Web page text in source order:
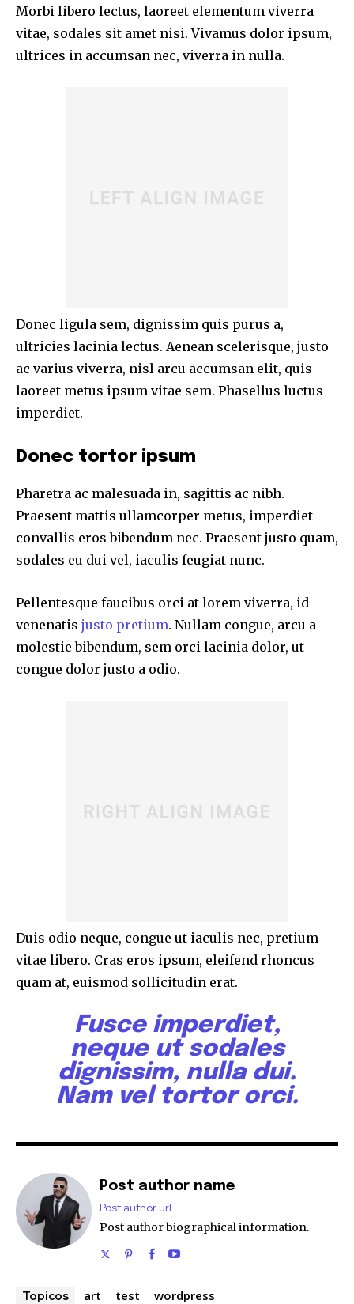
Morbi libero lectus, laoreet elementum viverra
vitae, sodales sit amet nisi. Vivamus dolor ipsum,
ultrices in accumsan nec, viverra in nulla.
Donec ligula sem, dignissim quis purus a,
ultricies lacinia lectus. Aenean scelerisque, justo
ac varius viverra, nisl arcu accumsan elit, quis
laoreet metus ipsum vitae sem. Phasellus luctus
imperdiet.
Donec tortor ipsum
Pharetra ac malesuada in, sagittis ac nibh.
Praesent mattis ullamcorper metus, imperdiet
convallis eros bibendum nec. Praesent justo quam,
sodales eu dui vel, iaculis feugiat nunc.
Pellentesque faucibus orci at lorem viverra, id
venenatis justo pretium. Nullam congue, arcu a
molestie bibendum, sem orci lacinia dolor, ut
congue dolor justo a odio.
Duis odio neque, congue ut iaculis nec, pretium
vitae libero. Cras eros ipsum, eleifend rhoncus
quam at, euismod sollicitudin erat.
Fusce imperdiet,
neque ut sodales
dignissim, nulla dui.
Nam vel tortor orci.
Post author name
Post author url
Post author biographical information.
Topicos art test wordpress